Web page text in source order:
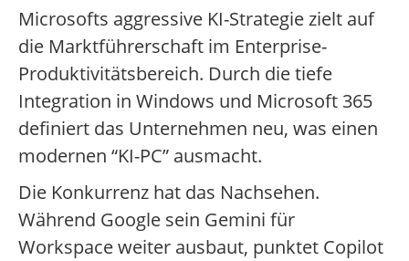
Microsofts aggressive KI-Strategie zielt auf
die Marktführerschaft im Enterprise-
Produktivitätsbereich. Durch die tiefe
Integration in Windows und Microsoft 365
definiert das Unternehmen neu, was einen
modernen “KI-PC” ausmacht.
Die Konkurrenz hat das Nachsehen.
Während Google sein Gemini für
Workspace weiter ausbaut, punktet Copilot